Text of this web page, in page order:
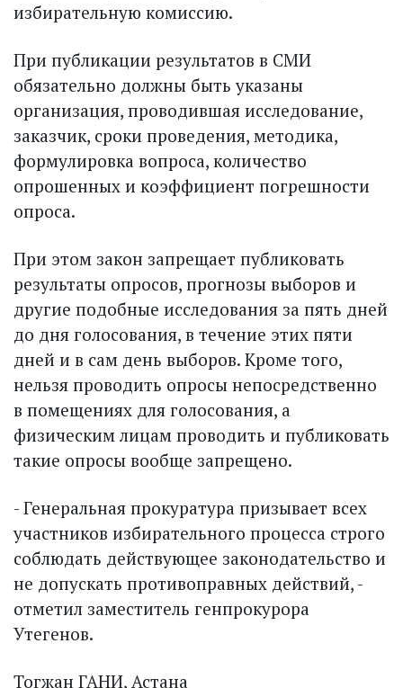
избирательную комиссию.
При публикации результатов в СМИ
обязательно должны быть указаны
организация, проводившая исследование,
заказчик, сроки проведения, методика,
формулировка вопроса, количество
опрошенных и коэффициент погрешности
опроса.
При этом закон запрещает публиковать
результаты опросов, прогнозы выборов и
другие подобные исследования за пять дней
до дня голосования, в течение этих пяти
дней и в сам день выборов. Кроме того,
нельзя проводить опросы непосредственно
в помещениях для голосования, а
физическим лицам проводить и публиковать
такие опросы вообще запрещено.
- Генеральная прокуратура призывает всех
участников избирательного процесса строго
соблюдать действующее законодательство и
не допускать противоправных действий, -
отметил заместитель генпрокурора
Утегенов.
Тогжан ГАНИ, Астана